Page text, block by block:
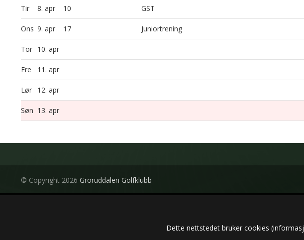
Tir 8. apr 10 GST
Ons 9. apr 17 Juniortrening
Tor 10. apr
Fre 11. apr
Lør 12. apr
Søn 13. apr
© Copyright 2026 Groruddalen Golfklubb
Dette nettstedet bruker cookies